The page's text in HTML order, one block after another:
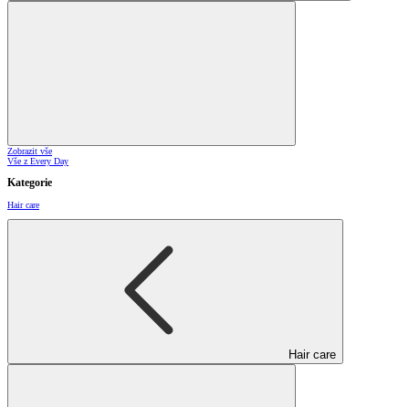
Zobrazit vše
Vše z Every Day
Kategorie
Hair care
Hair care